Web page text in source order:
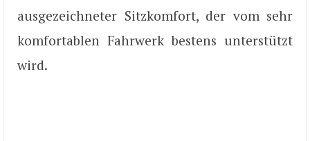
ausgezeichneter Sitzkomfort, der vom sehr
komfortablen Fahrwerk bestens unterstützt
wird.